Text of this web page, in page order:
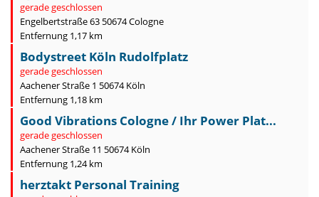
gerade geschlossen
Engelbertstraße 63 50674 Cologne
Entfernung 1,17 km
Bodystreet Köln Rudolfplatz
gerade geschlossen
Aachener Straße 1 50674 Köln
Entfernung 1,18 km
Good Vibrations Cologne / Ihr Power Plat...
gerade geschlossen
Aachener Straße 11 50674 Köln
Entfernung 1,24 km
herztakt Personal Training